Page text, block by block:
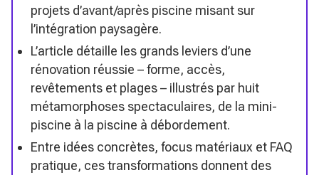
projets d’avant/après piscine misant sur
l’intégration paysagère.
L’article détaille les grands leviers d’une
rénovation réussie – forme, accès,
revêtements et plages – illustrés par huit
métamorphoses spectaculaires, de la mini-
piscine à la piscine à débordement.
Entre idées concrètes, focus matériaux et FAQ
pratique, ces transformations donnent des